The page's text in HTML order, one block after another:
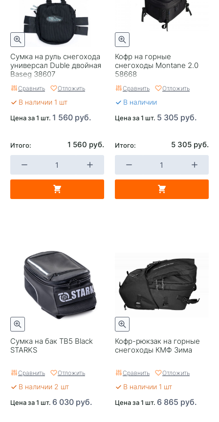
Сумка на руль снегохода
универсал Duble двойная
Baseg 38607
Сравнить Отложить
В наличии 1 шт
Цена за 1 шт. 1 560 руб.
Итого: 1 560 руб.
Кофр на горные
снегоходы Montane 2.0
58668
Сравнить Отложить
В наличии
Цена за 1 шт. 5 305 руб.
Итого: 5 305 руб.
Сумка на бак TB5 Black
STARKS
Сравнить Отложить
В наличии 2 шт
Цена за 1 шт. 6 030 руб.
Кофр-рюкзак на горные
снегоходы КМФ Зима
Сравнить Отложить
В наличии 1 шт
Цена за 1 шт. 6 865 руб.